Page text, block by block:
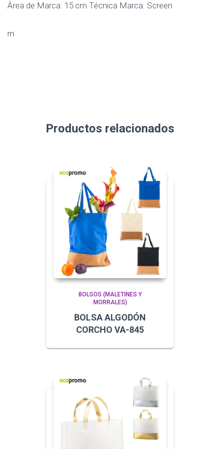
Área de Marca: 15 cm.Técnica Marca: Screen
rn
Productos relacionados
BOLSOS (MALETINES Y
MORRALES)
BOLSA ALGODÓN
CORCHO VA-845